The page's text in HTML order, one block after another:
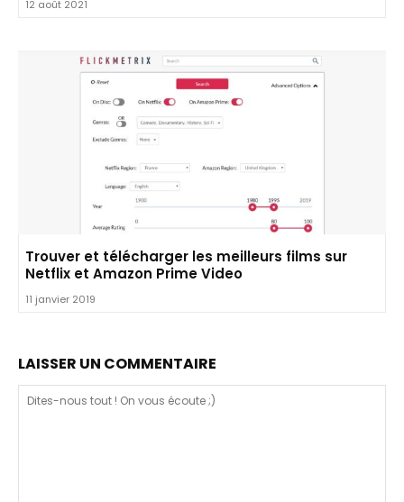
12 août 2021
Trouver et télécharger les meilleurs films sur
Netflix et Amazon Prime Video
11 janvier 2019
LAISSER UN COMMENTAIRE